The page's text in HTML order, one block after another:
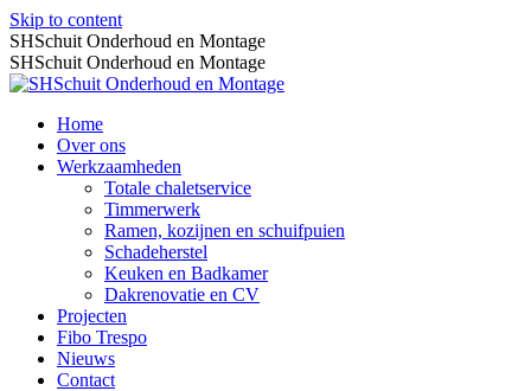
Skip to content
SHSchuit Onderhoud en Montage
SHSchuit Onderhoud en Montage
Home
Over ons
Werkzaamheden
Totale chaletservice
Timmerwerk
Ramen, kozijnen en schuifpuien
Schadeherstel
Keuken en Badkamer
Dakrenovatie en CV
Projecten
Fibo Trespo
Nieuws
Contact